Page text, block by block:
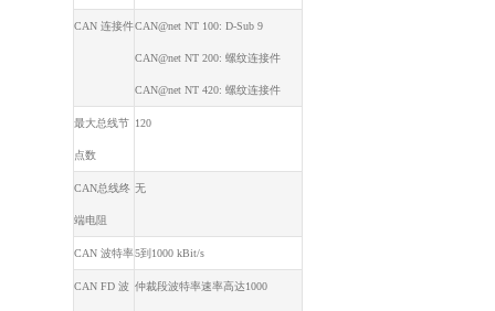
CAN 连接件CAN@net NT 100: D-Sub 9
CAN@net NT 200: 螺纹连接件
CAN@net NT 420: 螺纹连接件
最大总线节
点数
120
CAN总线终
端电阻
无
CAN 波特率5到1000 kBit/s
CAN FD 波 仲裁段波特率速率高达1000